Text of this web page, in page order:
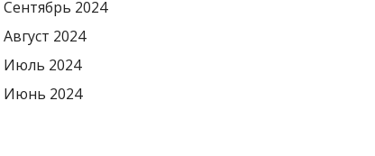
Сентябрь 2024
Август 2024
Июль 2024
Июнь 2024